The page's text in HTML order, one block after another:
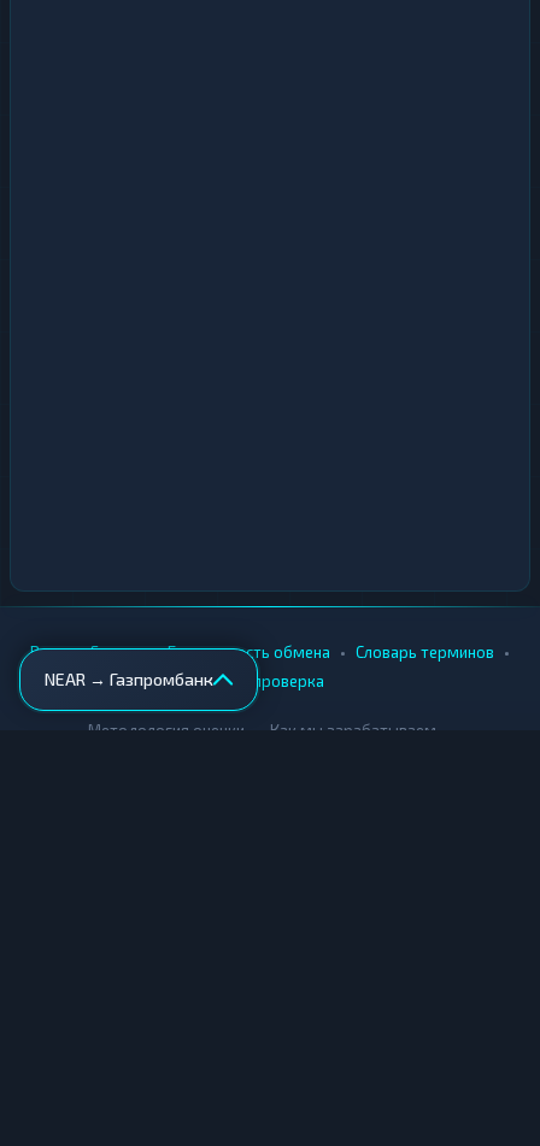
NEAR → Газпромбанк
Вики • Города • Безопасность обмена • Словарь терминов •
AML-проверка
Методология оценки Как мы зарабатываем